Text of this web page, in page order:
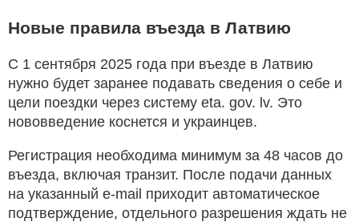
Новые правила въезда в Латвию
С 1 сентября 2025 года при въезде в Латвию
нужно будет заранее подавать сведения о себе и
цели поездки через систему eta. gov. lv. Это
нововведение коснется и украинцев.
Регистрация необходима минимум за 48 часов до
въезда, включая транзит. После подачи данных
на указанный e-mail приходит автоматическое
подтверждение, отдельного разрешения ждать не